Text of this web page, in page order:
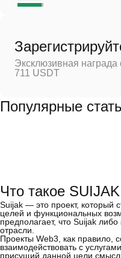
Эксклюзивная
711 USDT
Популярные
Что такое SUIJAK
Suijak — это проект, который
целей и функциональных
предполагает, что Suijak
отрасли.
Проекты Web3, как правило,
взаимодействовать с
присущий данной цели смысл